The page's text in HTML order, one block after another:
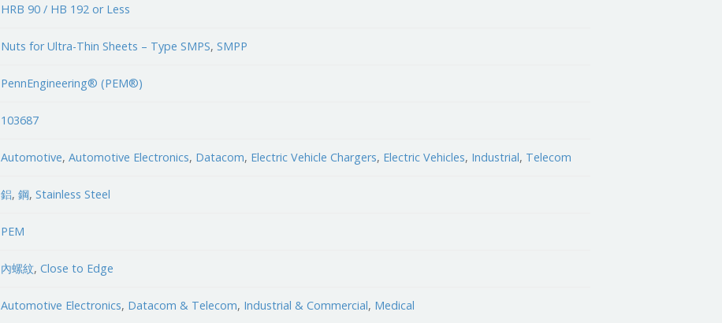
HRB 90 / HB 192 or Less
Nuts for Ultra-Thin Sheets – Type SMPS,SMPP
PennEngineering® (PEM®)
103687
Automotive,Automotive Electronics, Datacom, Electric Vehicle Chargers, Electric Vehicles, Industrial, Telecom
鋁,鋼,Stainless Steel
PEM
內螺紋,Close to Edge
Automotive Electronics, Datacom & Telecom, Industrial & Commercial, Medical